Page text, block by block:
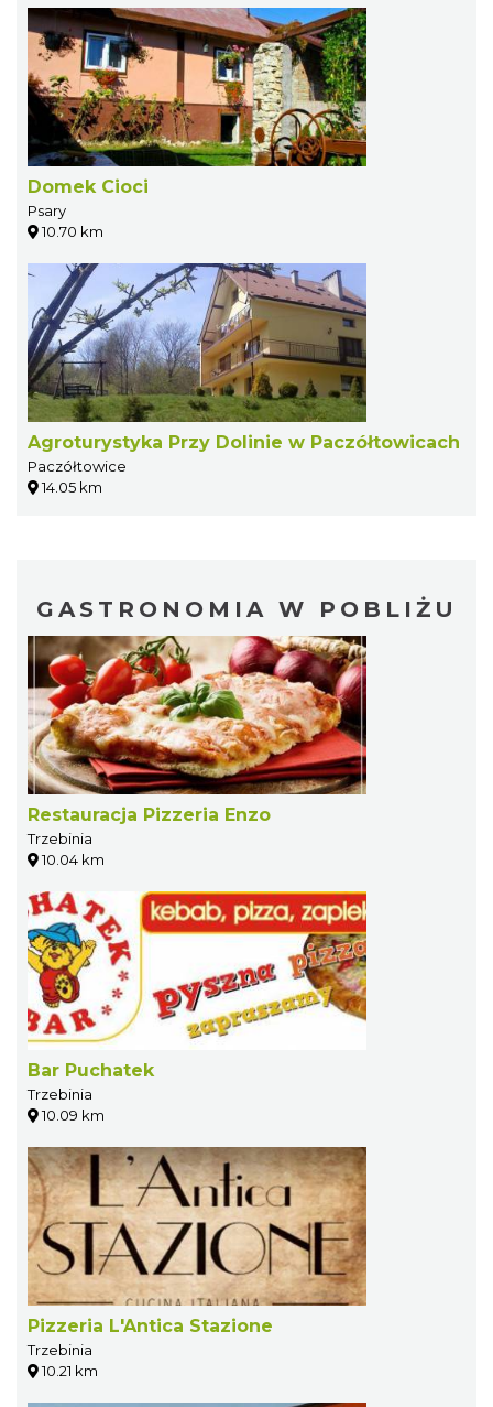
Domek Cioci
Psary
10.70 km
Agroturystyka Przy Dolinie w Paczółtowicach
Paczółtowice
14.05 km
GASTRONOMIA W POBLIŻU
Restauracja Pizzeria Enzo
Trzebinia
10.04 km
Bar Puchatek
Trzebinia
10.09 km
Pizzeria L'Antica Stazione
Trzebinia
10.21 km